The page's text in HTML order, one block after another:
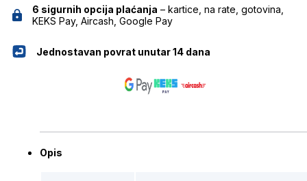
6 sigurnih opcija plaćanja – kartice, na rate, gotovina,
KEKS Pay, Aircash, Google Pay
Jednostavan povrat unutar 14 dana
Opis